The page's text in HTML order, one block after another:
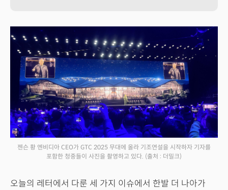
젠슨 황 엔비디아 CEO가 GTC 2025 무대에 올라 기조연설을 시작하자 기자를
포함한 청중들이 사진을 촬영하고 있다. (출처 : 더밀크)
오늘의 레터에서 다룬 세 가지 이슈에서 한발 더 나아가